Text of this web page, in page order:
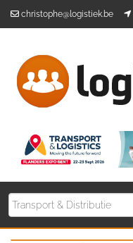
christophe@logistiek.be